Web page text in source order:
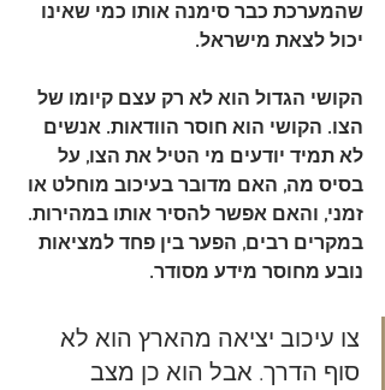
שהמערכת כבר סימנה אותו כמי שאינו
יכול לצאת מישראל.
הקושי הגדול הוא לא רק עצם קיומו של
הצו. הקושי הוא חוסר הוודאות. אנשים
לא תמיד יודעים מי הטיל את הצו, על
בסיס מה, האם מדובר בעיכוב מוחלט או
זמני, והאם אפשר להסיר אותו במהירות.
במקרים רבים, הפער בין פחד למציאות
נובע מחוסר מידע מסודר.
צו עיכוב יציאה מהארץ הוא לא
סוף הדרך. אבל הוא כן מצב